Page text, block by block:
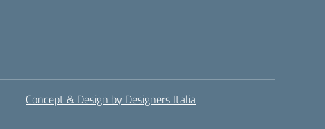
Concept & Design by Designers Italia